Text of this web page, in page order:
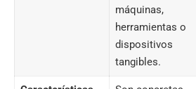
máquinas,
herramientas o
dispositivos
tangibles.